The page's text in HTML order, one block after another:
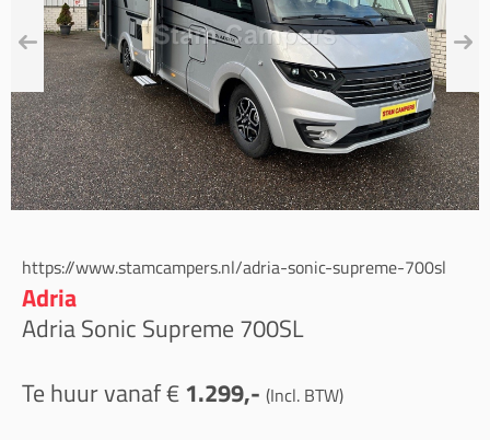
https://www.stamcampers.nl/adria-sonic-supreme-700sl
Adria
Adria Sonic Supreme 700SL
Te huur vanaf €1.299,- (Incl. BTW)